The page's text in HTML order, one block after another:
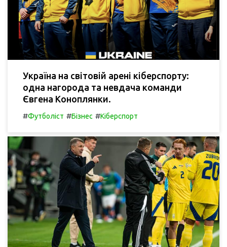
Україна на світовій арені кіберспорту:
одна нагорода та невдача команди
Євгена Коноплянки.
#Футболіст #Бізнес #Кіберспорт